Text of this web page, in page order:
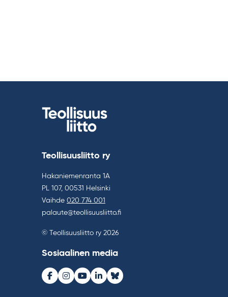
Teollisuusliitto ry
Hakaniemenranta 1A
PL 107, 00531 Helsinki
Vaihde 020 774 001
palaute@teollisuusliitto.fi
© Teollisuusliitto ry 2026
Sosiaalinen media
Facebook
Instagram
Youtube
LinkedInBluesky